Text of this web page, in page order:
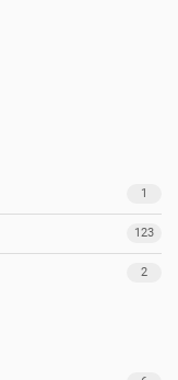
1
123
2